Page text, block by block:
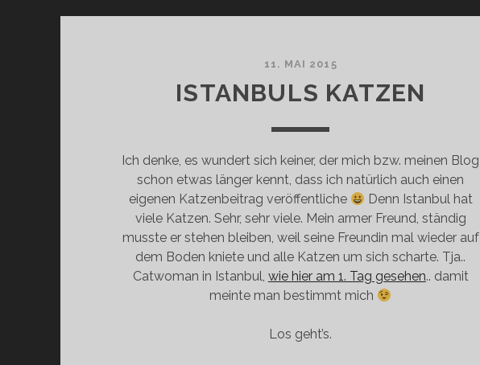
11. MAI 2015
ISTANBULS KATZEN
Ich denke, es wundert sich keiner, der mich bzw. meinen Blog
schon etwas länger kennt, dass ich natürlich auch einen
eigenen Katzenbeitrag veröffentliche
Denn Istanbul hat
viele Katzen. Sehr, sehr viele. Mein armer Freund, ständig
musste er stehen bleiben, weil seine Freundin mal wieder auf
dem Boden kniete und alle Katzen um sich scharte. Tja..
Catwoman in Istanbul, wie hier am 1. Tag gesehen.. damit
meinte man bestimmt mich
Los geht’s.